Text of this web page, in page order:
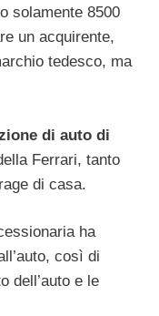
solamente 8500
un acquirente,
tedesco, ma
di auto di
Ferrari, tanto
di casa.
ha
così di
dell’auto e le